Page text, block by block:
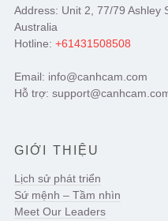
Address: Unit 2, 77/79 Ashley
Australia
Hotline: +61431508508
Email: info@canhcam.com
Hỗ trợ:
GIỚI THIỆU
Lịch sử phát triển
Sứ mệnh – Tầm nhìn
Meet Our Leaders